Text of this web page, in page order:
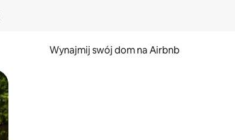
Wynajmij swój dom na Airbnb